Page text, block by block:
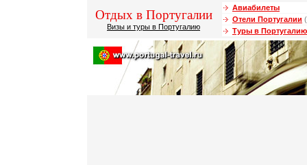
Отдых в Португалии
Визы и туры в Португалию
Авиабилеты
Отели Португалии
Туры в Португалию